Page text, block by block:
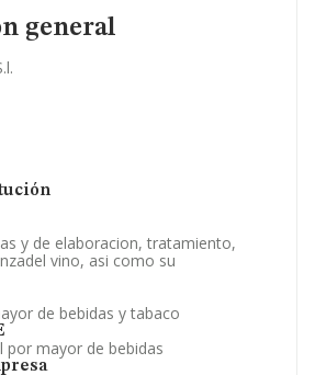
general
y de elaboracion, tratamiento,
vino, asi como su
de bebidas y tabaco
por mayor de bebidas
y registral complementaria.